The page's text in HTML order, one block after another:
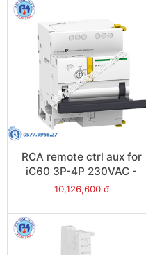
RCA remote ctrl aux for
iC60 3P-4P 230VAC -
Model A9C70114
10,126,600 đ